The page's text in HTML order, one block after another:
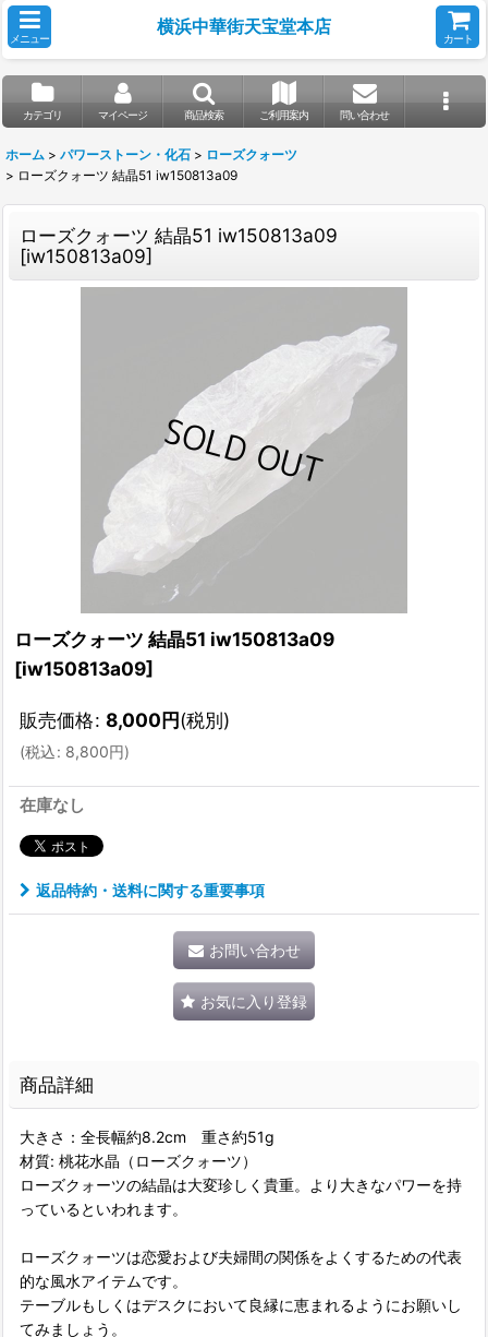
メニュー
横浜中華街天宝堂本店
カート
カテゴリ マイページ 商品検索 ご利用案内 問い合わせ
ホーム > パワーストーン・化石 > ローズクォーツ
> ローズクォーツ 結晶51 iw150813a09
ローズクォーツ 結晶51 iw150813a09
[iw150813a09]
ローズクォーツ 結晶51 iw150813a09
[iw150813a09]
販売価格: 8,000円(税別)
(税込: 8,800円)
在庫なし
返品特約・送料に関する重要事項
お問い合わせ
お気に入り登録
商品詳細
大きさ：全長幅約8.2cm 重さ約51g
材質: 桃花水晶（ローズクォーツ）
ローズクォーツの結晶は大変珍しく貴重。より大きなパワーを持
っているといわれます。
ローズクォーツは恋愛および夫婦間の関係をよくするための代表
的な風水アイテムです。
テーブルもしくはデスクにおいて良縁に恵まれるようにお願いし
てみましょう。